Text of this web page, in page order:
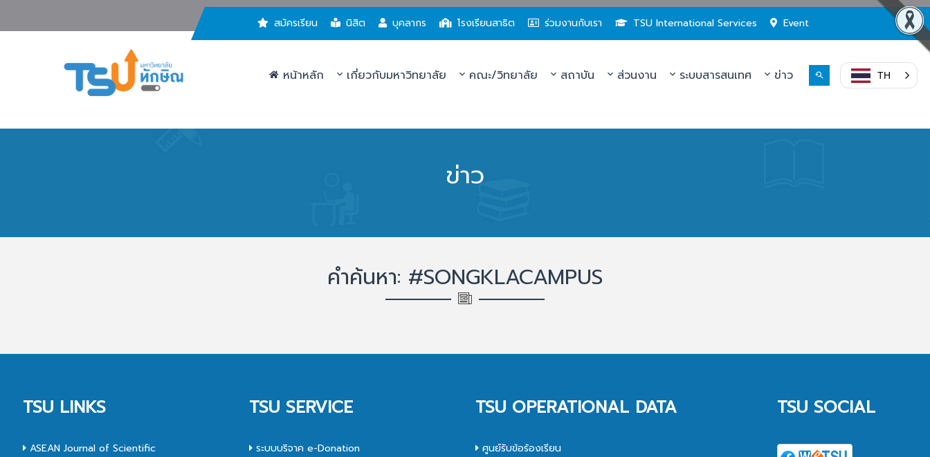
สมัครเรียน นิสิต บุคลากร โรงเรียนสาธิต ร่วมงานกับเรา TSU International Services Event
หน้าหลัก เกี่ยวกับมหาวิทยาลัย คณะ/วิทยาลัย สถาบัน ส่วนงาน ระบบสารสนเทศ ข่าว TH
ข่าว
คำค้นหา: #SONGKLACAMPUS
TSU LINKS
ASEAN Journal of Scientific
TSU SERVICE
ระบบบริจาค e-Donation
TSU OPERATIONAL DATA
ศูนย์รับข้อร้องเรียน
TSU SOCIAL